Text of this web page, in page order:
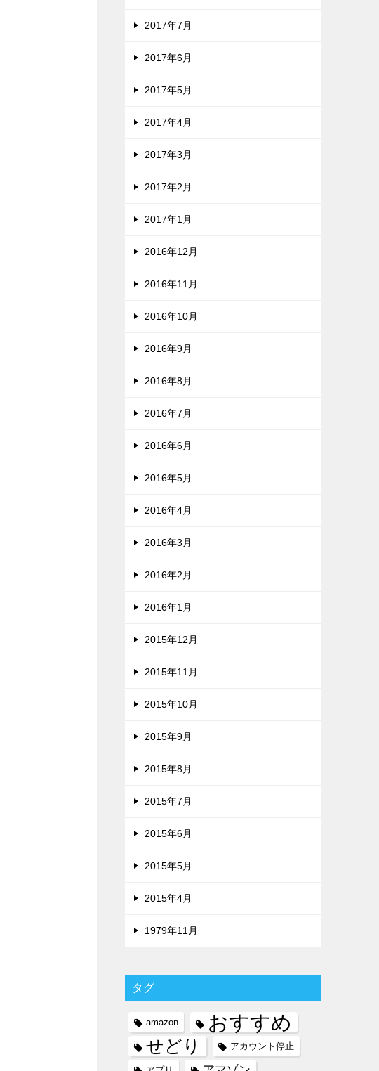
2017年7月
2017年6月
2017年5月
2017年4月
2017年3月
2017年2月
2017年1月
2016年12月
2016年11月
2016年10月
2016年9月
2016年8月
2016年7月
2016年6月
2016年5月
2016年4月
2016年3月
2016年2月
2016年1月
2015年12月
2015年11月
2015年10月
2015年9月
2015年8月
2015年7月
2015年6月
2015年5月
2015年4月
1979年11月
タグ
amazon おすすめ
せどり アカウント停止